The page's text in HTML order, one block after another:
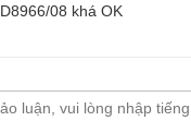
08 khá OK